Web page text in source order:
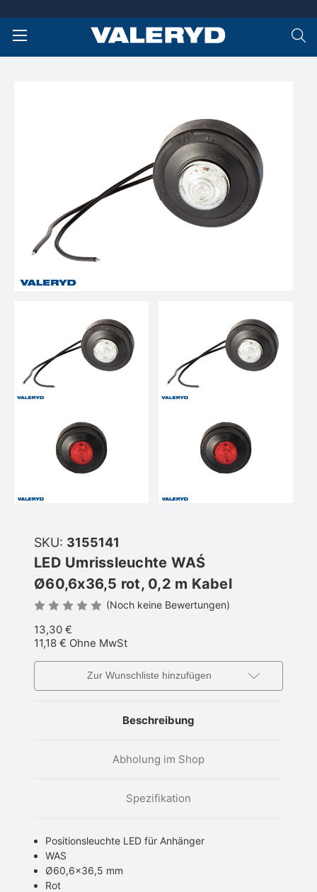
SKU: 3155141
LED Umrissleuchte WAŚ
Ø60,6x36,5 rot, 0,2 m Kabel
(Noch keine Bewertungen)
13,30 €
11,18 € Ohne MwSt
Zur Wunschliste hinzufügen
Beschreibung
Abholung im Shop
Spezifikation
Positionsleuchte LED für Anhänger
WAS
Ø60,6×36,5 mm
Rot